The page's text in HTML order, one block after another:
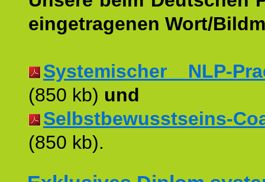
eingetragenen Wort/
Systemischer NLP-
(850 kb) und
Selbstbewusstseins-
(850 kb).